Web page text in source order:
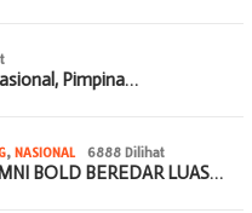
Pimpina…
, NASIONAL 6888 Dilihat
BOLD BEREDAR LUAS…